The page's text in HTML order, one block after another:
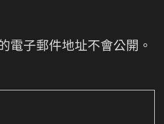
電子郵件地址不會公開。